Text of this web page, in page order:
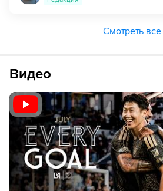
Смотреть все
Видео